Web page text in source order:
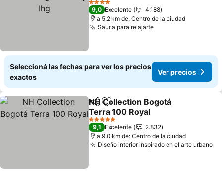
4 Estrellas
9,0 Excelente
4.188
a 5.2 km de: Centro de la ciudad
Sauna para relajarte
Seleccioná las fechas para ver los precios
exactos
Ver precios
CompartirAñadir a favoritos
NH Collection Bogotá
Terra 100 Royal
5 Estrellas
9,1 Excelente
2.832
a 9.0 km de: Centro de la ciudad
Diseño interior inspirado en el arte urbano